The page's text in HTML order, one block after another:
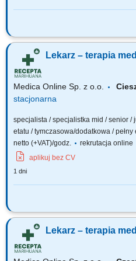
Zapraszamy do współpracy z naszą
marihuanie, działającej stacjonarnie.
lekarzy i lekarek różnych
poszerzanie wiedzy, aby dołączyć do
Lekarz – terapia
Medica Online Sp. z o.o.
stacjonarna
specjalista / specjalistka mid / senior /
etatu / tymczasowa/dodatkowa / pełny
netto (+VAT)/godz.
rekrutacja online
aplikuj bez CV
1 dni
Zapraszamy do współpracy z naszą
marihuanie, działającej stacjonarnie.
lekarzy i lekarek różnych
poszerzanie wiedzy, aby dołączyć do
Lekarz – terapia